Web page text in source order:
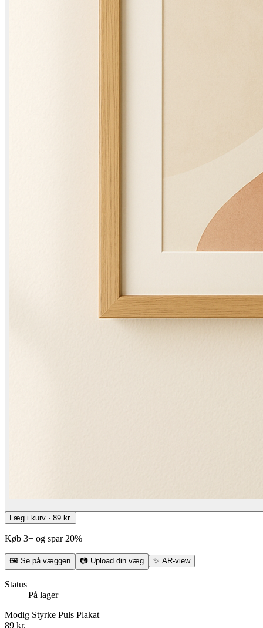
Læg i kurv · 89 kr.
Køb 3+ og spar 20%
🖼 Se på væggen 📷 Upload din væg ✨ AR-view
Status
På lager
Modig Styrke Puls Plakat
89 kr.